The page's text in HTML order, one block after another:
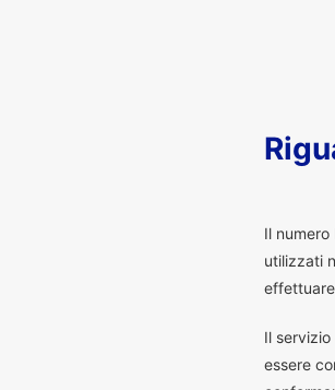
Il
utilizzati
Il
essere